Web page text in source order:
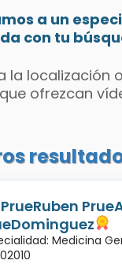
a un
con tu
la localización
ofrezcan
PrueRuben
Medicina